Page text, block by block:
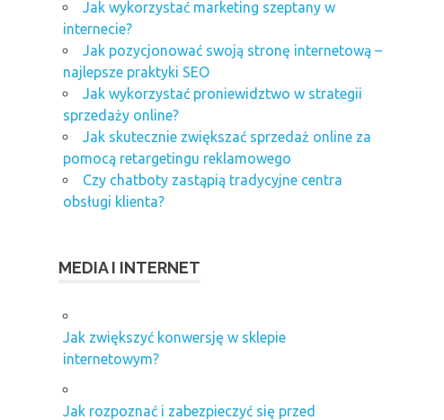
Jak wykorzystać marketing szeptany w
internecie?
Jak pozycjonować swoją stronę internetową –
najlepsze praktyki SEO
Jak wykorzystać proniewidztwo w strategii
sprzedaży online?
Jak skutecznie zwiększać sprzedaż online za
pomocą retargetingu reklamowego
Czy chatboty zastąpią tradycyjne centra
obsługi klienta?
MEDIA I INTERNET
Jak zwiększyć konwersję w sklepie
internetowym?
Jak rozpoznać i zabezpieczyć się przed